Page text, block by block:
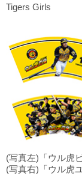
Tigers Girls
(写真左)「ウル虎
(写真右)「ウル虎